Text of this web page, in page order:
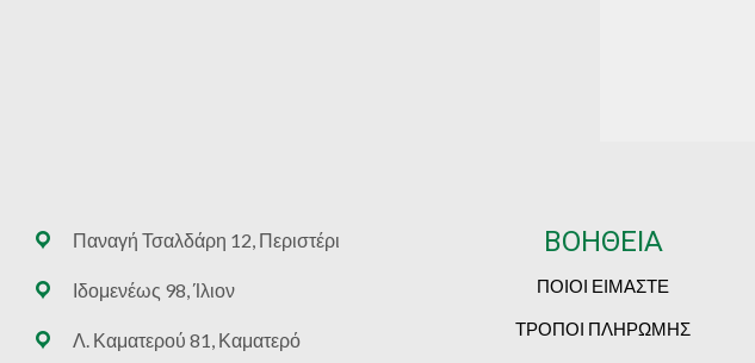
Παναγή Τσαλδάρη 12, Περιστέρι
Ιδομενέως 98, Ίλιον
Λ. Καματερού 81, Καματερό
ΒΟΗΘΕΙΑ
ΠΟΙΟΙ ΕΙΜΑΣΤΕ
ΤΡΟΠΟΙ ΠΛΗΡΩΜΗΣ